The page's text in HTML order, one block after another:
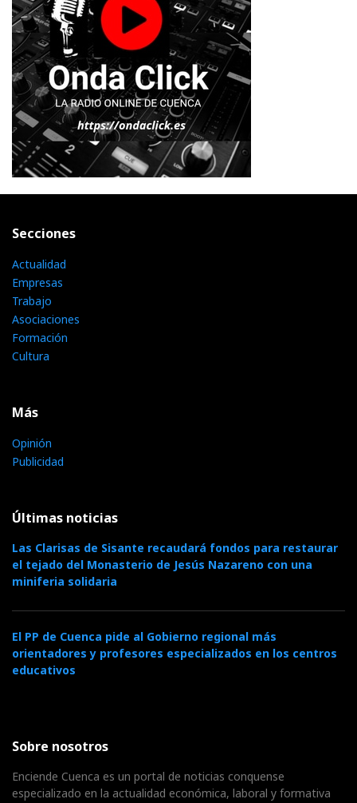
Secciones
Actualidad
Empresas
Trabajo
Asociaciones
Formación
Cultura
Más
Opinión
Publicidad
Últimas noticias
Las Clarisas de Sisante recaudará fondos para restaurar
el tejado del Monasterio de Jesús Nazareno con una
miniferia solidaria
El PP de Cuenca pide al Gobierno regional más
orientadores y profesores especializados en los centros
educativos
Sobre nosotros
Enciende Cuenca es un portal de noticias conquense
especializado en la actualidad económica, laboral y formativa